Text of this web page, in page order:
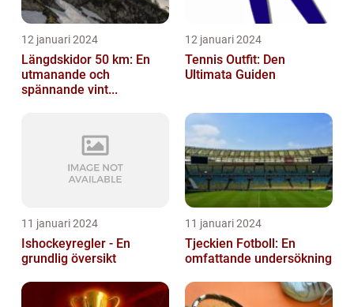
12 januari 2024
Längdskidor 50 km: En
utmanande och
spännande vint...
12 januari 2024
Tennis Outfit: Den
Ultimata Guiden
11 januari 2024
Ishockeyregler - En
grundlig översikt
11 januari 2024
Tjeckien Fotboll: En
omfattande undersökning